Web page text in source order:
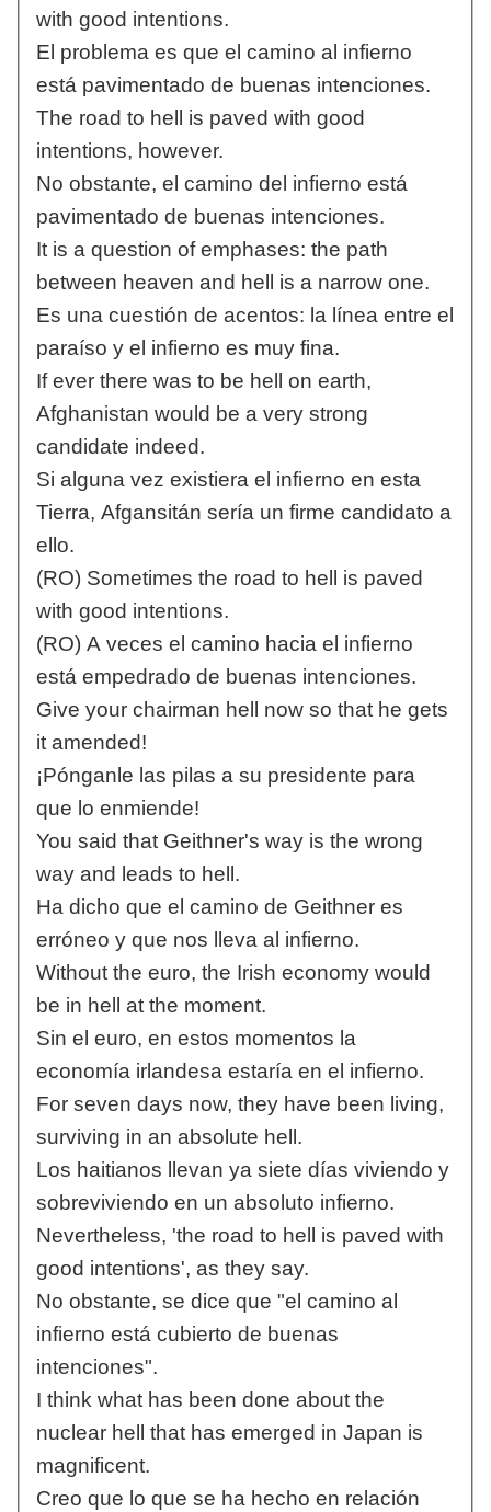
with good intentions.
El problema es que el camino al infierno
está pavimentado de buenas intenciones.
The road to hell is paved with good
intentions, however.
No obstante, el camino del infierno está
pavimentado de buenas intenciones.
It is a question of emphases: the path
between heaven and hell is a narrow one.
Es una cuestión de acentos: la línea entre el
paraíso y el infierno es muy fina.
If ever there was to be hell on earth,
Afghanistan would be a very strong
candidate indeed.
Si alguna vez existiera el infierno en esta
Tierra, Afgansitán sería un firme candidato a
ello.
(RO) Sometimes the road to hell is paved
with good intentions.
(RO) A veces el camino hacia el infierno
está empedrado de buenas intenciones.
Give your chairman hell now so that he gets
it amended!
¡Pónganle las pilas a su presidente para
que lo enmiende!
You said that Geithner's way is the wrong
way and leads to hell.
Ha dicho que el camino de Geithner es
erróneo y que nos lleva al infierno.
Without the euro, the Irish economy would
be in hell at the moment.
Sin el euro, en estos momentos la
economía irlandesa estaría en el infierno.
For seven days now, they have been living,
surviving in an absolute hell.
Los haitianos llevan ya siete días viviendo y
sobreviviendo en un absoluto infierno.
Nevertheless, 'the road to hell is paved with
good intentions', as they say.
No obstante, se dice que "el camino al
infierno está cubierto de buenas
intenciones".
I think what has been done about the
nuclear hell that has emerged in Japan is
magnificent.
Creo que lo que se ha hecho en relación